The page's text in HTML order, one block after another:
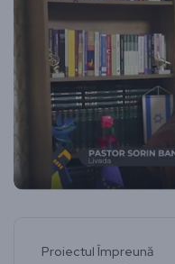
Proiectul Împreună